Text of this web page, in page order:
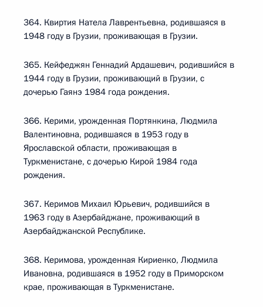
364. Квиртия Натела Лаврентьевна, родившаяся в
1948 году в Грузии, проживающая в Грузии.
365. Кейфеджян Геннадий Ардашевич, родившийся в
1944 году в Грузии, проживающий в Грузии, с
дочерью Гаянэ 1984 года рождения.
366. Керими, урожденная Портянкина, Людмила
Валентиновна, родившаяся в 1953 году в
Ярославской области, проживающая в
Туркменистане, с дочерью Кирой 1984 года
рождения.
367. Керимов Михаил Юрьевич, родившийся в
1963 году в Азербайджане, проживающий в
Азербайджанской Республике.
368. Керимова, урожденная Кириенко, Людмила
Ивановна, родившаяся в 1952 году в Приморском
крае, проживающая в Туркменистане.